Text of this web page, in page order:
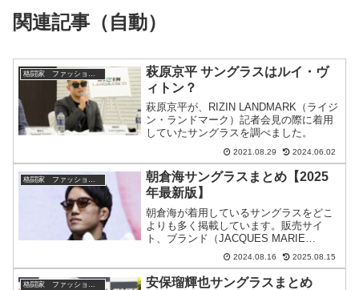
関連記事（自動）
格闘家 ファッションまとめ
萩原京平 サングラスはルイ・ヴ
ィトン？
萩原京平が、RIZIN LANDMARK（ライジ
ン・ランドマーク）記者会見の際に着用
していたサングラスを調べました。
2021.08.29 2024.06.02
朝倉海サングラスまとめ【2025
年最新版】
朝倉海が着用しているサングラスをどこ
よりも多く掲載しています。販売サイ
ト、ブランド（JACQUES MARIE
MAGE/EYEVAN/TOM FORD/WICUEな
ど）、色、型番まで、分かりやすくご紹
介致します。
2024.08.16 2025.08.15
安保瑠輝也サングラスまとめ